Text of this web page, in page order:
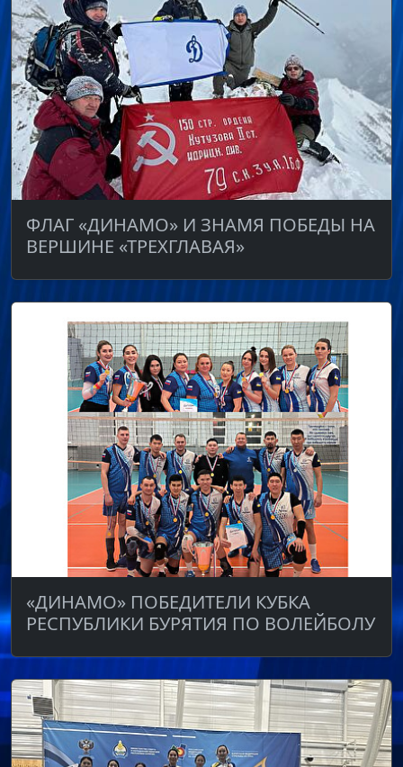
ФЛАГ «ДИНАМО» И ЗНАМЯ ПОБЕДЫ НА
ВЕРШИНЕ «ТРЕХГЛАВАЯ»
«ДИНАМО» ПОБЕДИТЕЛИ КУБКА
РЕСПУБЛИКИ БУРЯТИЯ ПО ВОЛЕЙБОЛУ